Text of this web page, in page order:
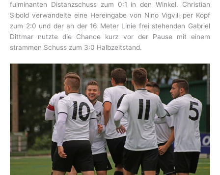
fulminanten Distanzschuss zum 0:1 in den Winkel. Christian
Sibold verwandelte eine Hereingabe von Nino Vigvili per Kopf
zum 2:0 und der an der 16 Meter Linie frei stehenden Gabriel
Dittmar nutzte die Chance kurz vor der Pause mit einem
strammen Schuss zum 3:0 Halbzeitstand.